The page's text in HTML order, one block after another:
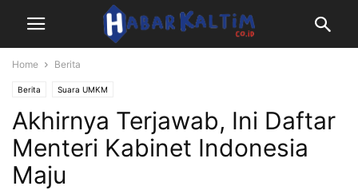
Home Berita
Berita Suara UMKM
Akhirnya Terjawab, Ini Daftar
Menteri Kabinet Indonesia
Maju